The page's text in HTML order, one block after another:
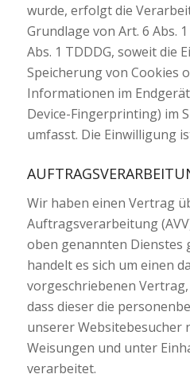
wurde, erfolgt die
Grundlage von Art. 6 Abs. 1
Abs. 1 TDDDG, soweit die
Speicherung von Cookies
Informationen im
Device-Fingerprinting) im
umfasst. Die Einwilligung
Wir haben einen Vertrag
Auftragsverarbeitung
oben genannten Dienstes
handelt es sich um einen
vorgeschriebenen
dass dieser die
unserer Websitebesucher
Weisungen und unter
verarbeitet.